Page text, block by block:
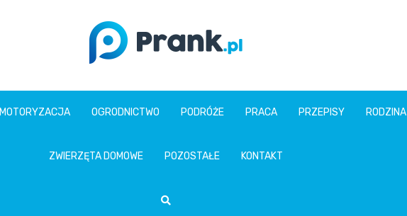
prank.pl
MOTORYZACJA OGRODNICTWO PODRÓŻE PRACA PRZEPISY RODZINA
ZWIERZĘTA DOMOWE POZOSTAŁE KONTAKT